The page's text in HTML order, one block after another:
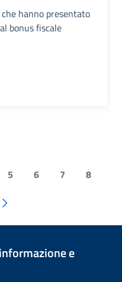
hanno presentato
bonus fiscale
5 6 7 8
e